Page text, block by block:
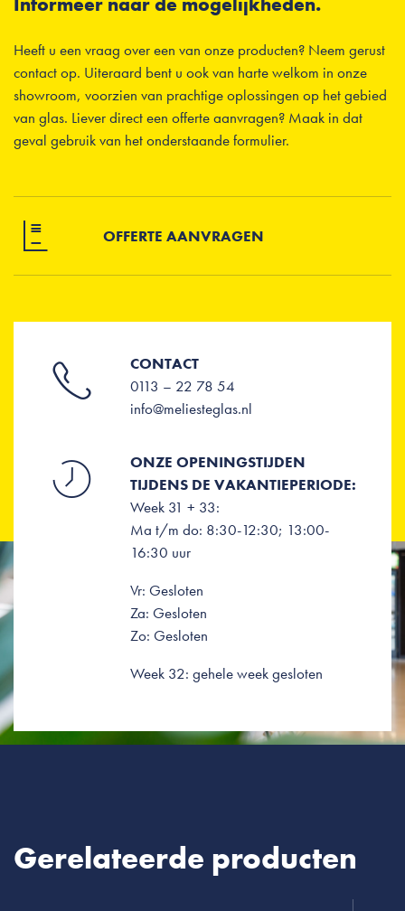
Heeft u een vraag over een van onze producten? Neem gerust
contact op. Uiteraard bent u ook van harte welkom in onze
showroom, voorzien van prachtige oplossingen op het gebied
van glas. Liever direct een offerte aanvragen? Maak in dat
geval gebruik van het onderstaande formulier.
OFFERTE AANVRAGEN
CONTACT
0113 – 22 78 54
info@meliesteglas.nl
ONZE OPENINGSTIJDEN
TIJDENS DE VAKANTIEPERIODE:
Week 31 + 33:
Ma t/m do: 8:30-12:30; 13:00-
16:30 uur
Vr: Gesloten
Za: Gesloten
Zo: Gesloten
Week 32: gehele week gesloten
Gerelateerde producten